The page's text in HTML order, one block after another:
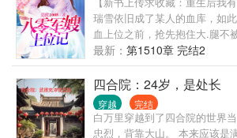
瑞雪依旧成了某人的血库，如
血上位之前，抢先抱住大.腿不
渣，却不想大.腿太粗，不如攻
抱什么大腿，快到我怀里来！
最新： 第1510章 完结2
四合院：24岁，是处长
穿越 完结
白万里穿越到了四合院的世界
忠烈，背靠大山。 本来应该是